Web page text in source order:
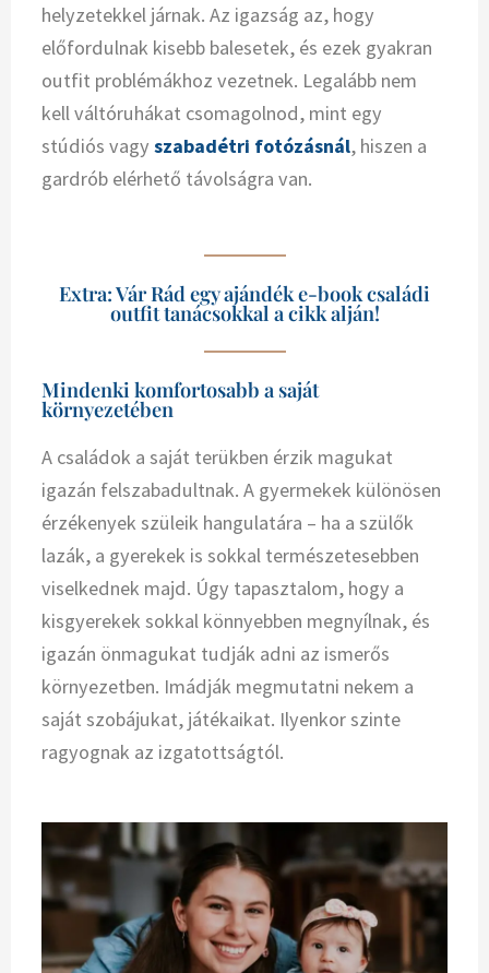
helyzetekkel járnak. Az igazság az, hogy
előfordulnak kisebb balesetek, és ezek gyakran
outfit problémákhoz vezetnek. Legalább nem
kell váltóruhákat csomagolnod, mint egy
stúdiós vagyszabadétri fotózásnál, hiszen a
gardrób elérhető távolságra van.
Extra: Vár Rád egy ajándék e-book családi
outfit tanácsokkal a cikk alján!
Mindenki komfortosabb a saját
környezetében
A családok a saját terükben érzik magukat
igazán felszabadultnak. A gyermekek különösen
érzékenyek szüleik hangulatára – ha a szülők
lazák, a gyerekek is sokkal természetesebben
viselkednek majd. Úgy tapasztalom, hogy a
kisgyerekek sokkal könnyebben megnyílnak, és
igazán önmagukat tudják adni az ismerős
környezetben. Imádják megmutatni nekem a
saját szobájukat, játékaikat. Ilyenkor szinte
ragyognak az izgatottságtól.